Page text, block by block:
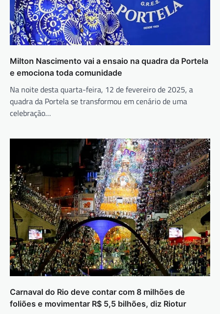
Milton Nascimento vai a ensaio na quadra da Portela
e emociona toda comunidade
Na noite desta quarta-feira, 12 de fevereiro de 2025, a
quadra da Portela se transformou em cenário de uma
celebração…
Carnaval do Rio deve contar com 8 milhões de
foliões e movimentar R$ 5,5 bilhões, diz Riotur